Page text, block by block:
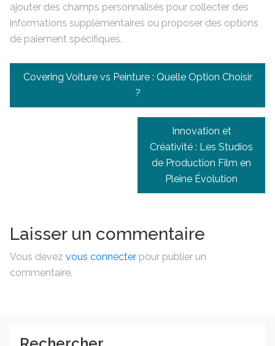
ajouter des champs personnalisés pour collecter des
informations supplémentaires ou proposer des options
de paiement spécifiques.
Navigation
l’article
Covering Voiture vs Peinture : Quelle Option Choisir
?
Innovation et
Créativité : Les Studios
de Production Film en
Pleine Évolution
Laisser un commentaire
Vous devez vous connecter pour publier un
commentaire.